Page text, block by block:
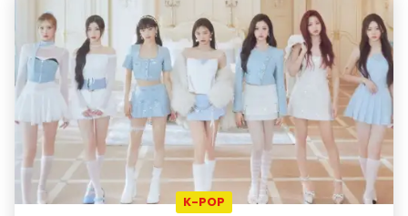
K-POP